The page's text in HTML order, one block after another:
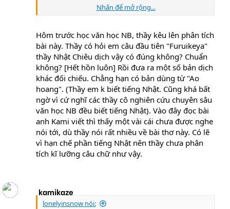
Ví dụ bài Haikai với nội dung như sau :
佐保姫の 春立ちながら 尿をして
. . 霞の衣 裾は濡れけり
Tạm dịch là “ Tiên nữ đứng tiểu và bị ướt váy”.
Ở đây hình tượng tiên nữ đã bị bắt “đứng” …(tư thế
của phái nam)và kết quả là “ướt váy”.
Và kết quả là hình ảnh cao sang “tiên” đã bị kéo về thế
giới trần tục.
Tương tự như thế việc Basho chuyển Yamabuki qua
furuike cũng là có dụng ý tương tự.
(còn tiếp)
Nhấn để mở rộng...
Hôm trước học văn học NB, thầy kêu lên phân tích
bài này. Thầy có hỏi em câu đầu tiên "Furuikeya"
thầy Nhật Chiêu dịch vậy có đúng không? Chuẩn
không? [Hết hồn luôn] Rồi đưa ra một số bản dịch
khác đối chiếu. Chẳng hạn có bản dùng từ "Ao
hoang". (Thầy em k biết tiếng Nhật. Cũng khá bất
ngờ vì cứ nghĩ các thầy cô nghiên cứu chuyên sâu
văn học NB đều biết tiếng Nhật). Vào đây đọc bài
anh Kami viết thì thấy một vài cái chưa được nghe
nói tới, dù thầy nói rất nhiều về bài thơ này. Có lẽ
vì hạn chế phần tiếng Nhật nên thầy chưa phân
tích kĩ lưỡng câu chữ như vậy.
kamikaze
lonelyinsnow nói: